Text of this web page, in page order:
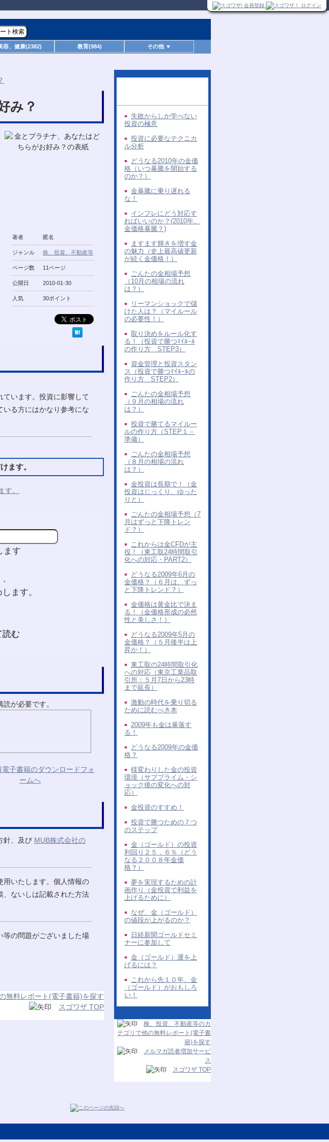
容、健康(2382) 教育(984) その他 ▼
み？
著者 匿名
ジャンル 株、投資、不動産等
ページ数 11ページ
公開日 2010-01-30
人気 30ポイント
います。投資に影響して
いる方にはかなり参考にな
ます。
。
ます
ます。
が必要です。
針、及び MUB株式会社の
用いたします。個人情報の
、ないしは記載された方法
等の問題がございました場
無料レポート(電子書籍)を探す
スゴワザ TOP
失敗からしか学べない
投資の極意
投資に必要なテクニカ
ル分析
どうなる2010年の金価
格（いつ暴騰を開始する
のか？）
金暴騰に乗り遅れる
な！
インフレにどう対応す
ればいいのか？(2010年、
金価格暴騰？)
ますます輝きを増す金
の魅力（史上最高値更新
が続く金価格！）
ごんたの金相場予想
（10月の相場の流れ
は？）
リーマンショックで儲
けた人は？（マイルール
の必要性！）
取り決めをルール化す
る！（投資で勝つﾏｲﾙｰﾙ
の作り方 STEP3）
資金管理と投資スタン
ス（投資で勝つﾏｲﾙｰﾙの
作り方 STEP2）
ごんたの金相場予想
（９月の相場の流れ
は？）
投資で勝てるマイルー
ルの作り方（STEP１－
準備）
ごんたの金相場予想
（８月の相場の流れ
は？）
金投資は長期で！（金
投資はじっくり、ゆった
りと）
ごんたの金相場予想（7
月はずっと下降トレン
ド？）
これからは金CFDが主
役！（東工取24時間取引
化への対応・PART2）
どうなる2009年6月の
金価格？（６月は、ずっ
と下降トレンド？）
金価格は黄金比で決ま
る！（金価格形成の必然
性と美しさ！）
どうなる2009年5月の
金価格？（５月後半は上
昇か！）
東工取の24時間取引化
への対応（東京工業品取
引所：５月7日から23時
まで延長）
激動の時代を乗り切る
ために読むべき本
2009年も金は暴落す
る！
どうなる2009年の金価
格？
様変わりした金の投資
環境（サブプライム・シ
ョック後の変化への対
応）
金投資のすすめ！
投資で勝つための７つ
のステップ
金（ゴールド）の投資
利回り２５．６％（どう
なる２００８年金価
格？）
夢を実現するための計
画作り（金投資で利益を
上げるために）
なぜ、金（ゴールド）
の値段が上がるのか？
日経新聞ゴールドセミ
ナーに参加して
金（ゴールド）運を上
げるには？
これから先１０年、金
（ゴールド）がおもしろ
い！
株、投資、不動産等のカ
テゴリで他の無料レポート(電子書
籍)を探す
メルマガ読者増加サービ
ス
スゴワザ TOP